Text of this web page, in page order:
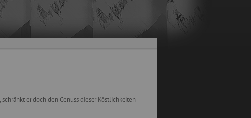
er doch den Genuss dieser Köstlichkeiten